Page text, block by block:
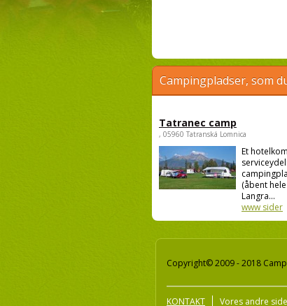
Campingpladser, som
Tatranec camp
, 05960 Tatranská Lomnica
Et
(åbent
Langra...
www sider
Copyright© 2009 - 2018
KONTAKT Vores andre